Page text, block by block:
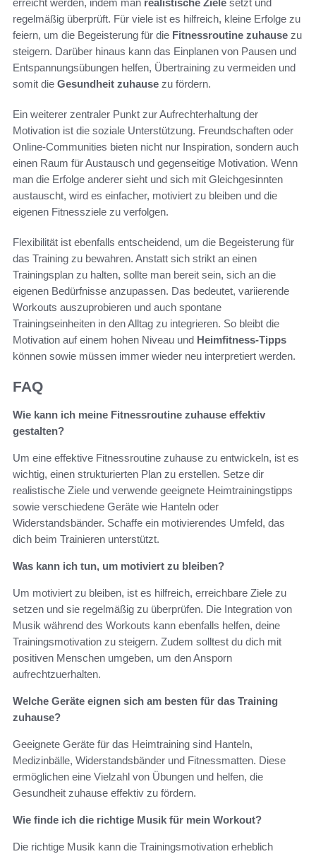
erreicht werden, indem man realistische Ziele setzt und
regelmäßig überprüft. Für viele ist es hilfreich, kleine Erfolge zu
feiern, um die Begeisterung für die Fitnessroutine zuhause zu
steigern. Darüber hinaus kann das Einplanen von Pausen und
Entspannungsübungen helfen, Übertraining zu vermeiden und
somit die Gesundheit zuhause zu fördern.
Ein weiterer zentraler Punkt zur Aufrechterhaltung der
Motivation ist die soziale Unterstützung. Freundschaften oder
Online-Communities bieten nicht nur Inspiration, sondern auch
einen Raum für Austausch und gegenseitige Motivation. Wenn
man die Erfolge anderer sieht und sich mit Gleichgesinnten
austauscht, wird es einfacher, motiviert zu bleiben und die
eigenen Fitnessziele zu verfolgen.
Flexibilität ist ebenfalls entscheidend, um die Begeisterung für
das Training zu bewahren. Anstatt sich strikt an einen
Trainingsplan zu halten, sollte man bereit sein, sich an die
eigenen Bedürfnisse anzupassen. Das bedeutet, variierende
Workouts auszuprobieren und auch spontane
Trainingseinheiten in den Alltag zu integrieren. So bleibt die
Motivation auf einem hohen Niveau und Heimfitness-Tipps
können sowie müssen immer wieder neu interpretiert werden.
FAQ
Wie kann ich meine Fitnessroutine zuhause effektiv
gestalten?
Um eine effektive Fitnessroutine zuhause zu entwickeln, ist es
wichtig, einen strukturierten Plan zu erstellen. Setze dir
realistische Ziele und verwende geeignete Heimtrainingstipps
sowie verschiedene Geräte wie Hanteln oder
Widerstandsbänder. Schaffe ein motivierendes Umfeld, das
dich beim Trainieren unterstützt.
Was kann ich tun, um motiviert zu bleiben?
Um motiviert zu bleiben, ist es hilfreich, erreichbare Ziele zu
setzen und sie regelmäßig zu überprüfen. Die Integration von
Musik während des Workouts kann ebenfalls helfen, deine
Trainingsmotivation zu steigern. Zudem solltest du dich mit
positiven Menschen umgeben, um den Ansporn
aufrechtzuerhalten.
Welche Geräte eignen sich am besten für das Training
zuhause?
Geeignete Geräte für das Heimtraining sind Hanteln,
Medizinbälle, Widerstandsbänder und Fitnessmatten. Diese
ermöglichen eine Vielzahl von Übungen und helfen, die
Gesundheit zuhause effektiv zu fördern.
Wie finde ich die richtige Musik für mein Workout?
Die richtige Musik kann die Trainingsmotivation erheblich